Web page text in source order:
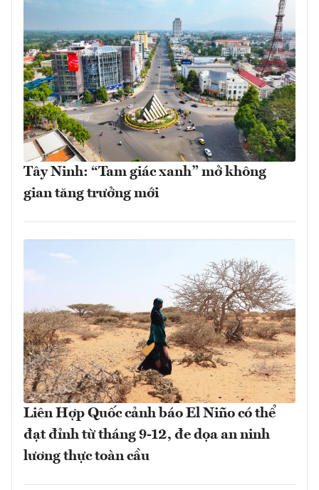
Tây Ninh: “Tam giác xanh” mở không
gian tăng trưởng mới
Liên Hợp Quốc cảnh báo El Niño có thể
đạt đỉnh từ tháng 9-12, đe dọa an ninh
lương thực toàn cầu